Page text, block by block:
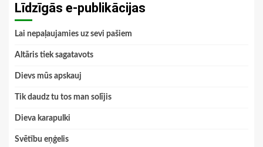
Līdzīgās e-publikācijas
Lai nepaļaujamies uz sevi pašiem
Altāris tiek sagatavots
Dievs mūs apskauj
Tik daudz tu tos man solījis
Dieva karapulki
Svētību eņģelis